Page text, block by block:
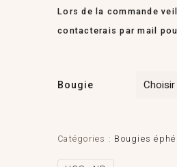
Lors de la commande
contacterais par mail
Bougie
Catégories : Bougies